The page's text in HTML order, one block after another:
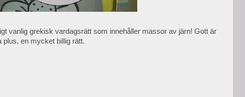
vanlig grekisk vardagsrätt som innehåller massor av järn! Gott är
en mycket billig rätt.